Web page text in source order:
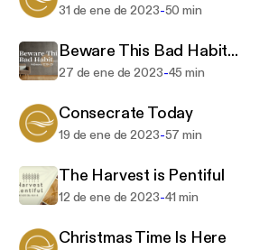
31 de ene de 2023-50 min
Beware This Bad Habit...
27 de ene de 2023-45 min
Consecrate Today
19 de ene de 2023-57 min
The Harvest is Pentiful
12 de ene de 2023-41 min
Christmas Time Is Here